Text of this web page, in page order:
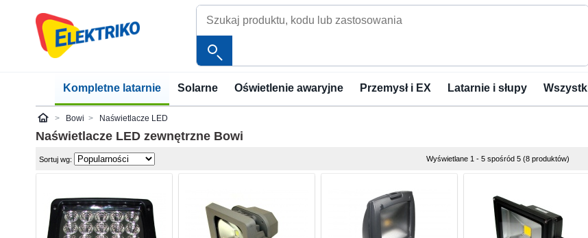
Kompletne latarnie Solarne Oświetlenie awaryjne Przemysł i EX Latarnie i słupy
ElektrikoBowi Naświetlacze LED
Naświetlacze LED zewnętrzne Bowi
Sortuj wg: Wyświetlane 1 - 5 spośród 5 (8 produktów)